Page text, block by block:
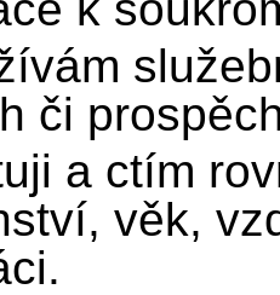
či
a ctím
věk,